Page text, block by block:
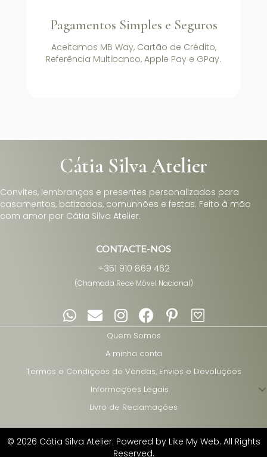
Pagamentos Simples e Seguros
Aceitamos MB Way, Cartão de Crédito,
Referência Multibanco, Apple Pay e GPay.
Cátia Silva Atelier
Convites, lembranças e presentes personalizados para
casamentos, batizados, comunhões e festas. Feito à mão
com amor por Cátia Silva Atelier.
CONTACTE-NOS
+351 910 869 462
(Chamada Rede Móvel Nacional)
Quem Somos
A minha conta
Termos e Condições de Vendas, Envios e Devoluções
Informações Legais
Livro de Reclamações
© 2026 Cátia Silva Atelier. Powered by Like My Web. All Rights
Reserved.